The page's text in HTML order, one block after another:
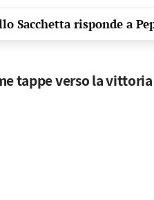
Sacchetta risponde a
tappe verso la vittoria